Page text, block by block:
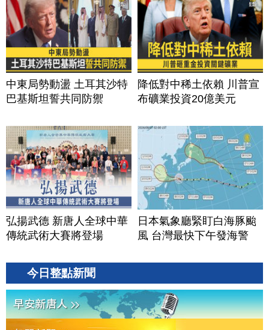
中東局勢動盪 土耳其沙特
巴基斯坦誓共同防禦
降低對中稀土依賴 川普宣
布礦業投資20億美元
弘揚武德 新唐人全球中華
傳統武術大賽將登場
日本氣象廳緊盯白海豚颱
風 台灣最快下午發海警
今日整點新聞